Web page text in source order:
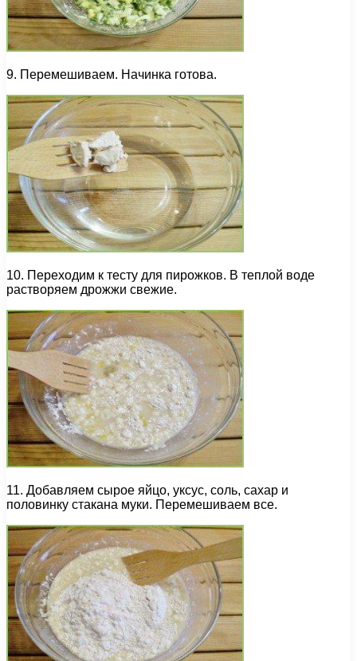
9. Перемешиваем. Начинка готова.
10. Переходим к тесту для пирожков. В теплой воде
растворяем дрожжи свежие.
11. Добавляем сырое яйцо, уксус, соль, сахар и
половинку стакана муки. Перемешиваем все.